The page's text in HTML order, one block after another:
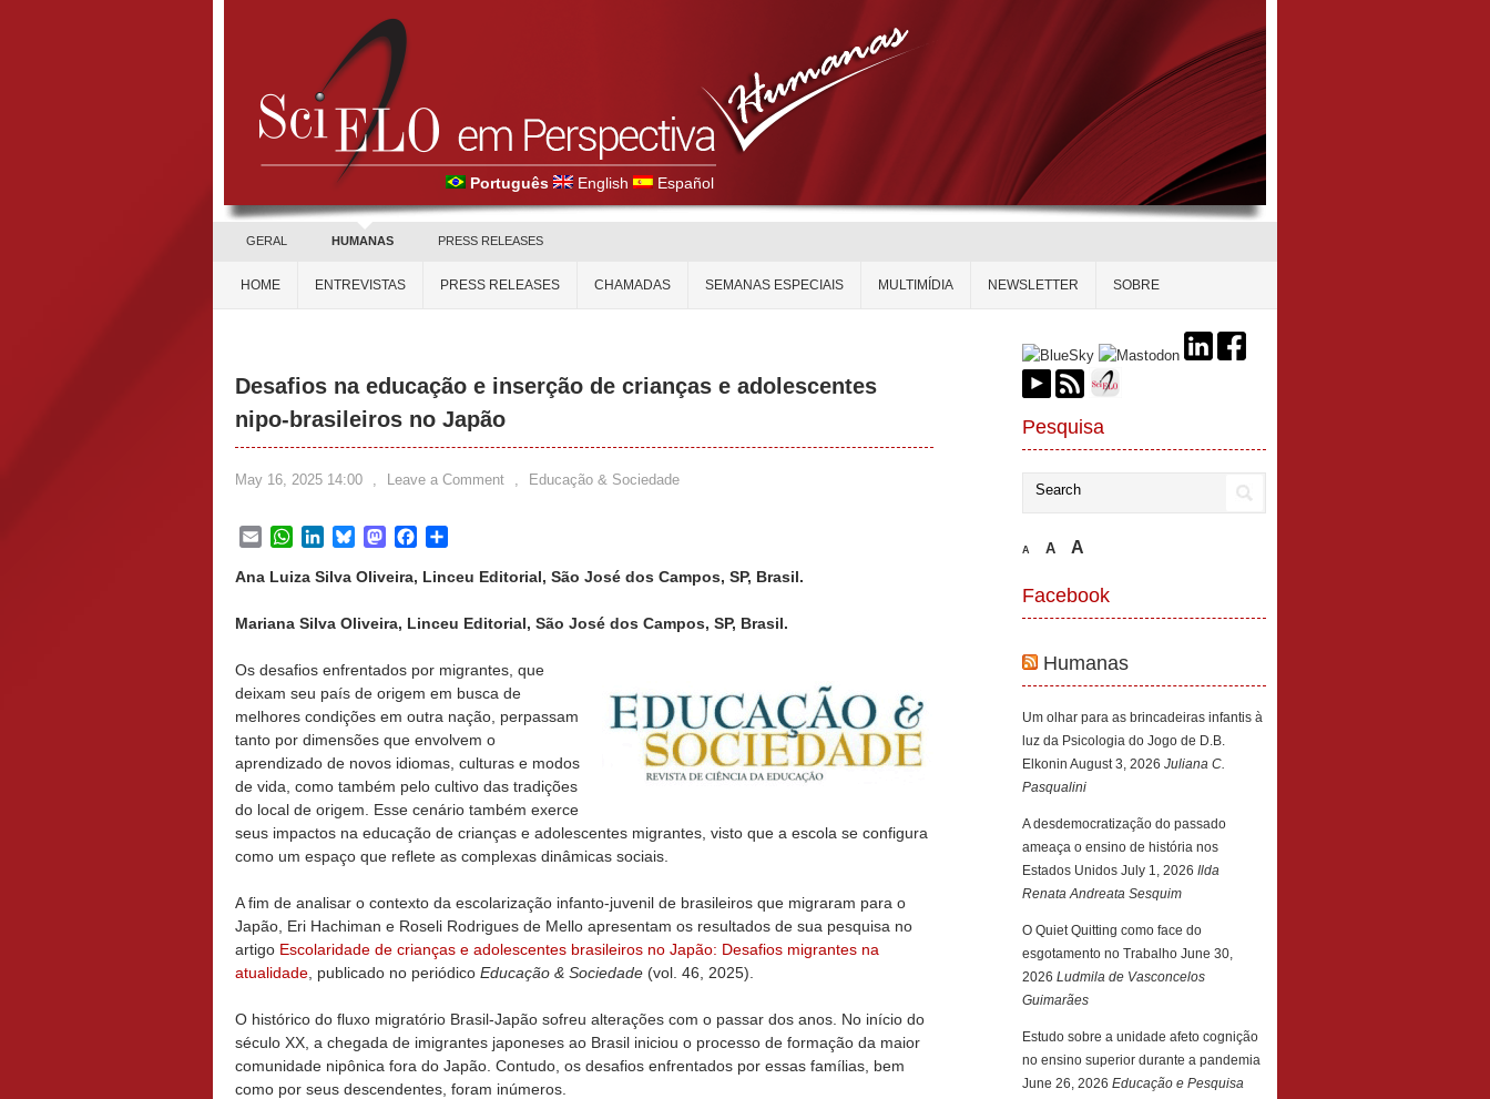
Português English Español
GERAL HUMANAS PRESS RELEASES
HOME ENTREVISTAS PRESS RELEASES CHAMADAS SEMANAS ESPECIAIS MULTIMÍDIA NEWSLETTER SOBRE
Desafios na educação e inserção de crianças e adolescentes
nipo-brasileiros no Japão
May 16, 2025 14:00 , Leave a Comment , Educação & Sociedade
EmailWhatsApp
LinkedInBlueskyMastodonFacebook
Ana Luiza Silva Oliveira, Linceu Editorial, São José dos Campos, SP, Brasil.
Mariana Silva Oliveira, Linceu Editorial, São José dos Campos, SP, Brasil.
Os desafios enfrentados por migrantes, que
deixam seu país de origem em busca de
melhores condições em outra nação, perpassam
tanto por dimensões que envolvem o
aprendizado de novos idiomas, culturas e modos
de vida, como também pelo cultivo das tradições
do local de origem. Esse cenário também exerce
seus impactos na educação de crianças e adolescentes migrantes, visto que a escola se configura
como um espaço que reflete as complexas dinâmicas sociais.
A fim de analisar o contexto da escolarização infanto-juvenil de brasileiros que migraram para o
Japão, Eri Hachiman e Roseli Rodrigues de Mello apresentam os resultados de sua pesquisa no
artigo Escolaridade de crianças e adolescentes brasileiros no Japão: Desafios migrantes na
atualidade , publicado no periódico Educação & Sociedade (vol. 46, 2025).
O histórico do fluxo migratório Brasil-Japão sofreu alterações com o passar dos anos. No início do
século XX, a chegada de imigrantes japoneses ao Brasil iniciou o processo de formação da maior
comunidade nipônica fora do Japão. Contudo, os desafios enfrentados por essas famílias, bem
como por seus descendentes, foram inúmeros.
Pesquisa
A A A
Facebook
Humanas
Um olhar para as brincadeiras infantis à
luz da Psicologia do Jogo de D.B.
Elkonin August 3, 2026 Juliana C.
Pasqualini
A desdemocratização do passado
ameaça o ensino de história nos
Estados Unidos July 1, 2026 Ilda
Renata Andreata Sesquim
O Quiet Quitting como face do
esgotamento no Trabalho June 30,
2026 Ludmila de Vasconcelos
Guimarães
Estudo sobre a unidade afeto cognição
no ensino superior durante a pandemia
June 26, 2026 Educação e Pesquisa